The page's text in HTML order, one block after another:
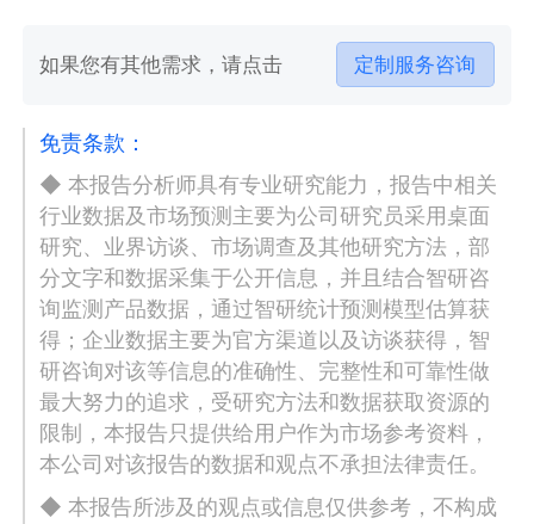
如果您有其他需求，请点击 定制服务咨询
免责条款：
◆ 本报告分析师具有专业研究能力，报告中相关
行业数据及市场预测主要为公司研究员采用桌面
研究、业界访谈、市场调查及其他研究方法，部
分文字和数据采集于公开信息，并且结合智研咨
询监测产品数据，通过智研统计预测模型估算获
得；企业数据主要为官方渠道以及访谈获得，智
研咨询对该等信息的准确性、完整性和可靠性做
最大努力的追求，受研究方法和数据获取资源的
限制，本报告只提供给用户作为市场参考资料，
本公司对该报告的数据和观点不承担法律责任。
◆ 本报告所涉及的观点或信息仅供参考，不构成